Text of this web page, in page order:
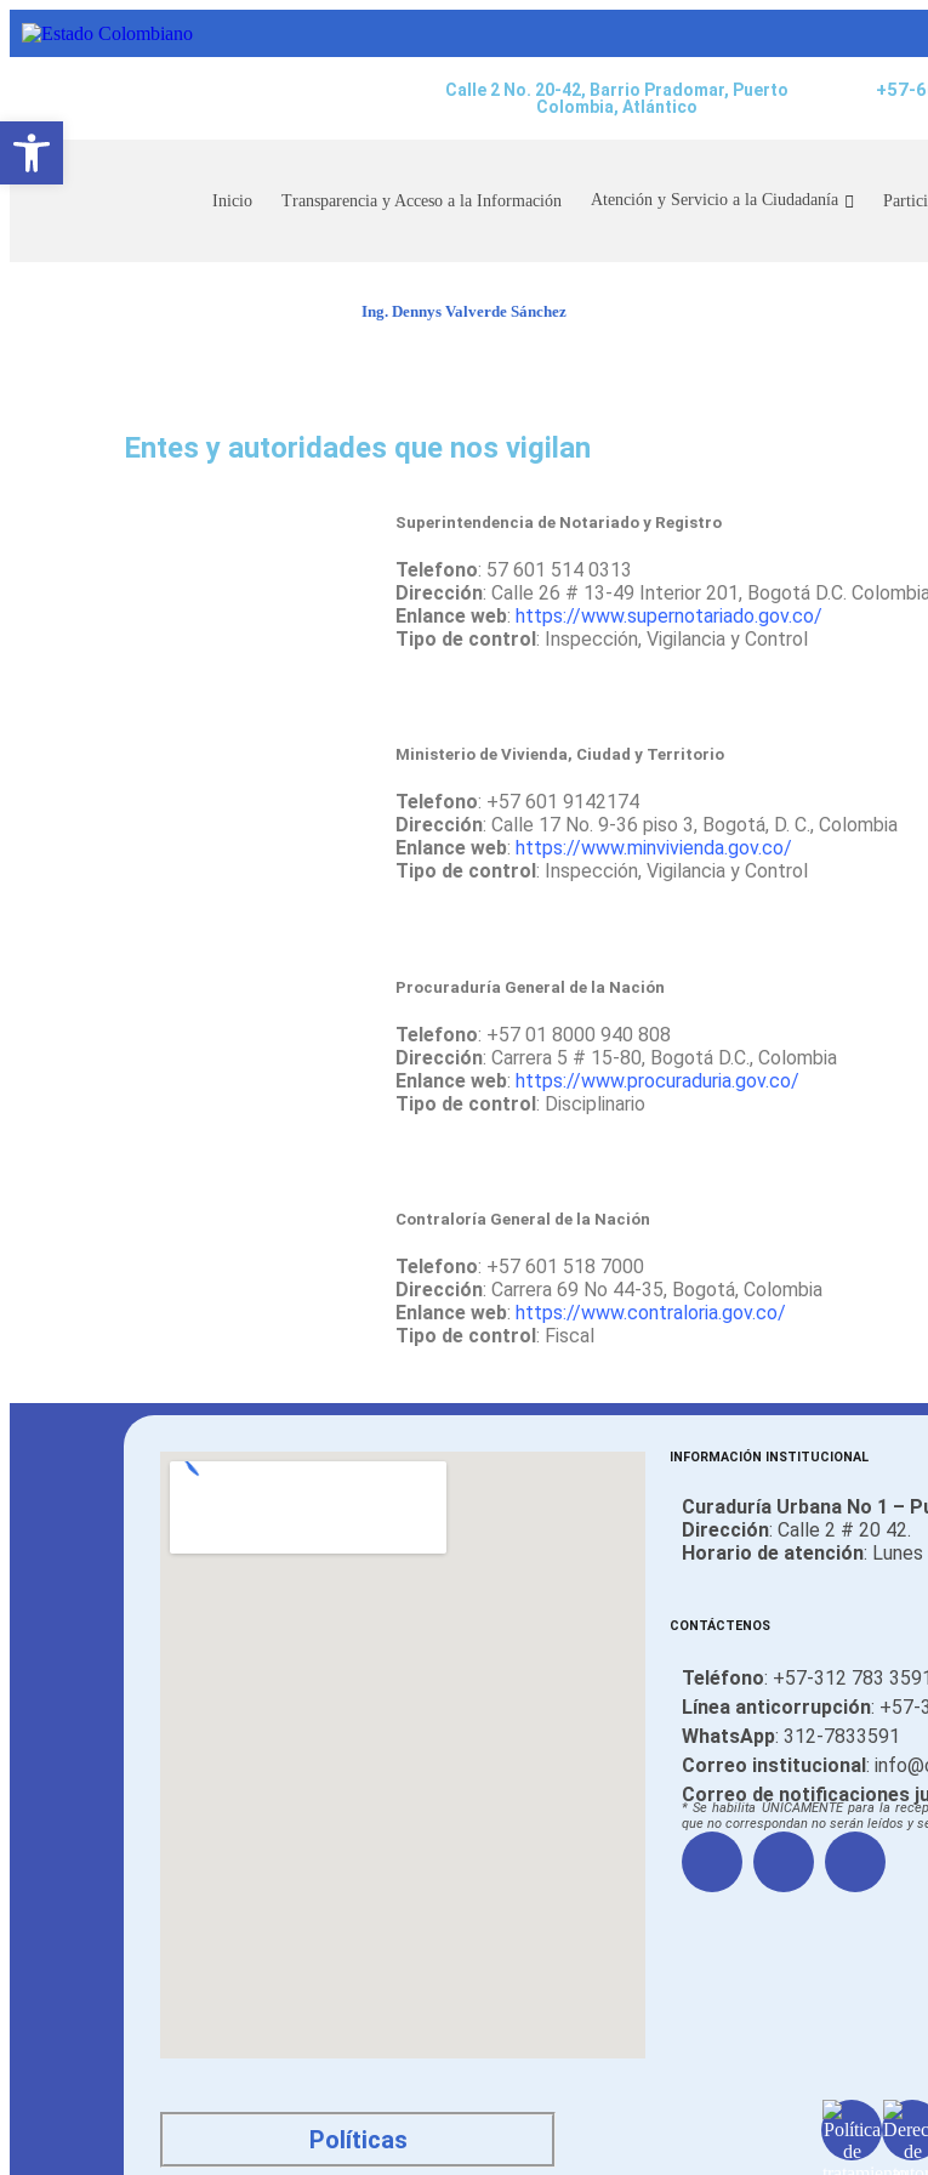
Calle 2 No. 20-42, Barrio Pradomar, Puerto
Colombia, Atlántico
+57-
Inicio Transparencia y Acceso a la Información Atención y Servicio a la Ciudadanía
Ing. Dennys Valverde Sánchez
Entes y autoridades que nos vigilan
Superintendencia de Notariado y Registro
Telefono: 57 601 514 0313
Dirección: Calle 26 # 13-49 Interior 201, Bogotá D.C.
Enlance web: https://www.supernotariado.gov.co/
Tipo de control: Inspección, Vigilancia y Control
Ministerio de Vivienda, Ciudad y Territorio
Telefono: +57 601 9142174
Dirección: Calle 17 No. 9-36 piso 3, Bogotá, D. C., Colombia
Enlance web: https://www.minvivienda.gov.co/
Tipo de control : Inspección, Vigilancia y Control
Procuraduría General de la Nación
Telefono: +57 01 8000 940 808
Dirección: Carrera 5 # 15-80, Bogotá D.C., Colombia
Enlance web: https://www.procuraduria.gov.co/
Tipo de control: Disciplinario
Contraloría General de la Nación
Telefono: +57 601 518 7000
Dirección: Carrera 69 No 44-35, Bogotá, Colombia
Enlance web: https://www.contraloria.gov.co/
Tipo de control: Fiscal
INFORMACIÓN INSTITUCIONAL
Curaduría Urbana No 1 –
Dirección: Calle 2 # 20 42.
Horario de atención:
CONTÁCTENOS
Teléfono: +57-312 783
Línea anticorrupción: +57-
WhatsApp: 312-7833591
Correo institucional:
Correo de notificaciones
* Se habilita ÚNICAMENTE para la
que no correspondan no serán leídos y
Políticas
Abrir barra de herramientas